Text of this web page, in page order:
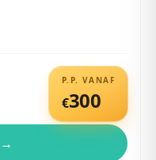
P.P. VANAF
€300
→